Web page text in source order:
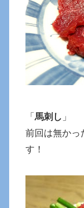
「馬刺し 」
前回は無かっ
す！